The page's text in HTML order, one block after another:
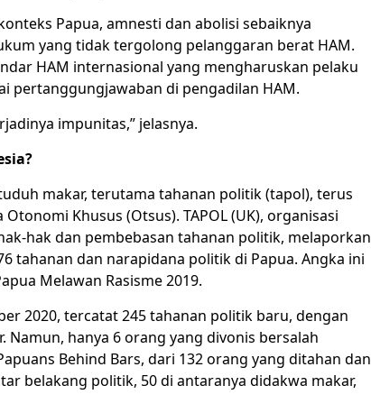
Papua, amnesti dan abolisi sebaiknya
yang tidak tergolong pelanggaran berat HAM.
HAM internasional yang mengharuskan pelaku
pertanggungjawaban di pengadilan HAM.
impunitas,” jelasnya.
makar, terutama tahanan politik (tapol), terus
Khusus (Otsus). TAPOL (UK), organisasi
hak dan pembebasan tahanan politik, melaporkan
tahanan dan narapidana politik di Papua. Angka ini
Melawan Rasisme 2019.
2020, tercatat 245 tahanan politik baru, dengan
Namun, hanya 6 orang yang divonis bersalah
Behind Bars, dari 132 orang yang ditahan dan
belakang politik, 50 di antaranya didakwa makar,